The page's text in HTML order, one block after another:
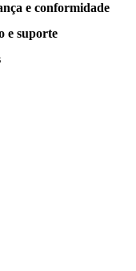
e conformidade
e suporte